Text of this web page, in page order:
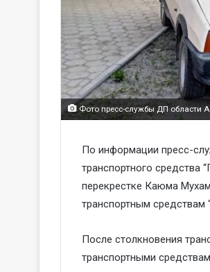
Фото пресс-службы ДП области
По информации пресс-
транспортного средства
перекрестке Каюма
транспортным средствам
После столкновения
транспортными